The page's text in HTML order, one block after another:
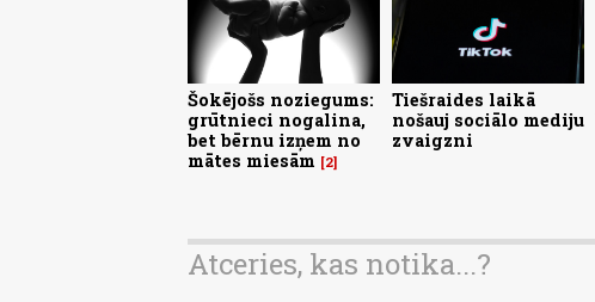
Šokējošs noziegums:
grūtnieci nogalina,
bet bērnu izņem no
mātes miesām
2
Tiešraides laikā
nošauj sociālo mediju
zvaigzni
Atceries, kas notika...?